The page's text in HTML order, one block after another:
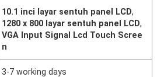
10.1 inci layar sentuh panel LCD,
1280 x 800 layar sentuh panel LCD,
VGA Input Signal Lcd Touch Scree
n
3-7 working days